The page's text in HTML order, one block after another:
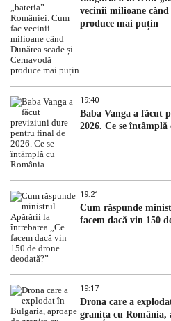
vecinii milioane când
produce mai puțin
19:40
Baba Vanga a făcut
2026. Ce se
19:21
Cum răspunde
facem dacă vin 150
19:17
Drona care a
granița cu România,